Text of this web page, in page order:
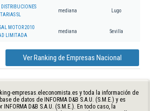
SL
mediana Lugo
MOTOR 2010
LIMITADA
mediana Sevilla
Ver Ranking de Empresas Nacional
empresas.eleconomista.es y toda la información de
de datos de INFORMA D&B S.A.U. (S.M.E.) y es
D&B S.A.U. (S.M.E.). En todo caso, la